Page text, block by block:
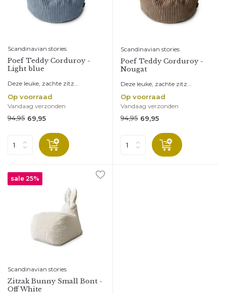
Scandinavian stories
Poef Teddy Corduroy -
Light blue
Deze leuke, zachte zitz...
Op voorraad
Vandaag verzonden
94,95 69,95
Scandinavian stories
Poef Teddy Corduroy -
Nougat
Deze leuke, zachte zitz...
Op voorraad
Vandaag verzonden
94,95 69,95
sale 25%
Scandinavian stories
Zitzak Bunny Small Bont -
Off White